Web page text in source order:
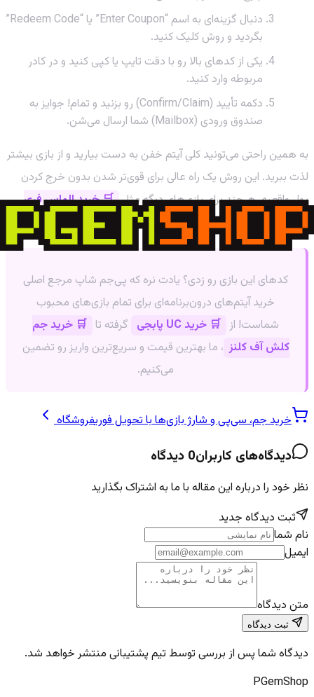
دنبال گزینه‌ای به اسم “Enter Coupon” یا “Redeem Code”
بگردید و روش کلیک کنید.
یکی از کدهای بالا رو با دقت تایپ یا کپی کنید و در کادر
مربوطه وارد کنید.
دکمه تأیید (Confirm/Claim) رو بزنید و تمام! جوایز به
صندوق ورودی (Mailbox) شما ارسال می‌شن.
به همین راحتی می‌تونید کلی آیتم خفن به دست بیارید و از بازی بیشتر
لذت ببرید. این روش یک راه عالی برای قوی‌تر شدن بدون خرج کردن
پول واقعیه، هرچند برای بازی‌های دیگه مثل 🛒 خرید الماس فری
، همیشه راه‌های سریع و مطمئنی برای پیشرفت وجود داره.
کدهای این بازی رو زدی؟ یادت نره که پی‌جم شاپ مرجع اصلی
خرید آیتم‌های درون‌برنامه‌ای برای تمام بازی‌های محبوب
شماست! از 🛒 خرید UC پابجی گرفته تا 🛒 خرید جم
کلش آف کلنز ، ما بهترین قیمت و سریع‌ترین واریز رو تضمین
می‌کنیم.
خرید جم، سی‌پی و شارژ بازی‌ها با تحویل فوریفروشگاه
دیدگاه‌های کاربران0 دیدگاه
نظر خود را درباره این مقاله با ما به اشتراک بگذارید
ثبت دیدگاه جدید
نام شما
ایمیل
متن دیدگاه
ثبت دیدگاه
دیدگاه شما پس از بررسی توسط تیم پشتیبانی منتشر خواهد شد.
PGemShop